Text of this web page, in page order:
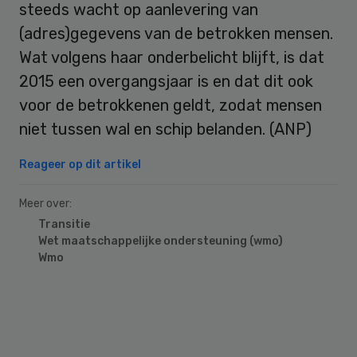
steeds wacht op aanlevering van
(adres)gegevens van de betrokken mensen.
Wat volgens haar onderbelicht blijft, is dat
2015 een overgangsjaar is en dat dit ook
voor de betrokkenen geldt, zodat mensen
niet tussen wal en schip belanden. (ANP)
Reageer op dit artikel
Meer over:
Transitie
Wet maatschappelijke ondersteuning (wmo)
Wmo